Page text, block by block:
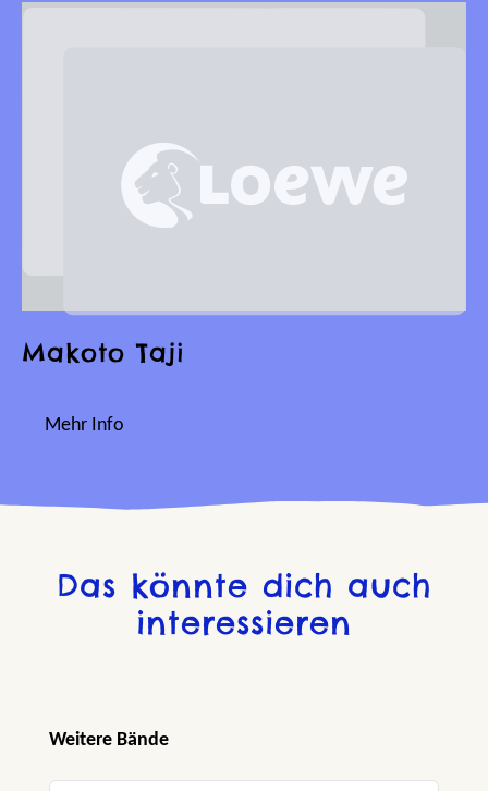
Makoto Taji
Mehr Info
Das könnte dich auch
interessieren
Produktgalerie überspringen
Weitere Bände